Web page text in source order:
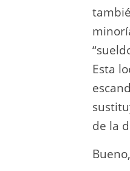
Esta
de la